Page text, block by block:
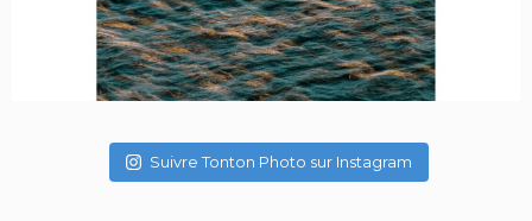
Suivre Tonton Photo sur Instagram